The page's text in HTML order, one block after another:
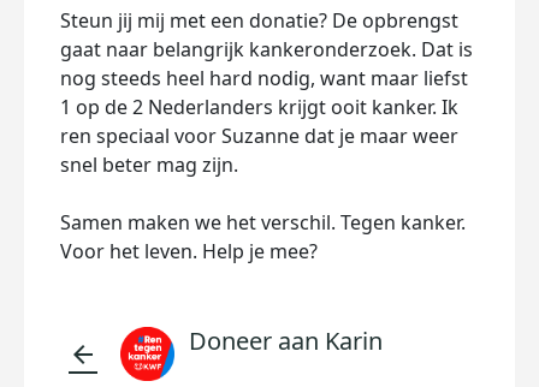
Steun jij mij met een donatie? De opbrengst
gaat naar belangrijk kankeronderzoek. Dat is
nog steeds heel hard nodig, want maar liefst
1 op de 2 Nederlanders krijgt ooit kanker. Ik
ren speciaal voor Suzanne dat je maar weer
snel beter mag zijn.
Samen maken we het verschil. Tegen kanker.
Voor het leven. Help je mee?
arrow_back Doneer aan Karin